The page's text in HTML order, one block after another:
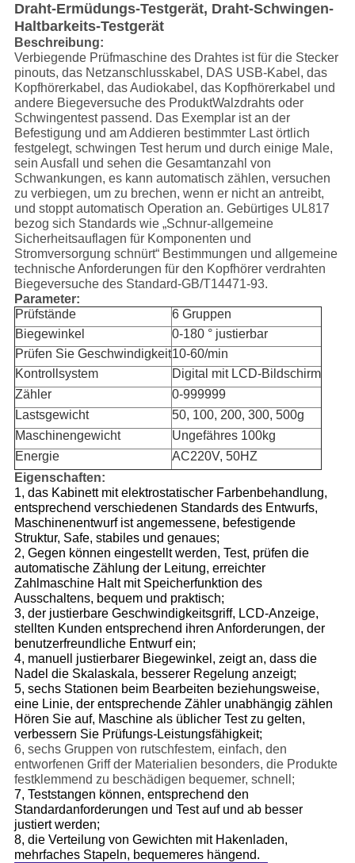
Draht-Ermüdungs-Testgerät, Draht-Schwingen-
Haltbarkeits-Testgerät
Beschreibung:
Verbiegende Prüfmaschine des Drahtes ist für die Stecker
pinouts, das Netzanschlusskabel, DAS USB-Kabel, das
Kopfhörerkabel, das Audiokabel, das Kopfhörerkabel und
andere Biegeversuche des ProduktWalzdrahts oder
Schwingentest passend. Das Exemplar ist an der
Befestigung und am Addieren bestimmter Last örtlich
festgelegt, schwingen Test herum und durch einige Male,
sein Ausfall und sehen die Gesamtanzahl von
Schwankungen, es kann automatisch zählen, versuchen
zu verbiegen, um zu brechen, wenn er nicht an antreibt,
und stoppt automatisch Operation an. Gebürtiges UL817
bezog sich Standards wie „Schnur-allgemeine
Sicherheitsauflagen für Komponenten und
Stromversorgung schnürt“ Bestimmungen und allgemeine
technische Anforderungen für den Kopfhörer verdrahten
Biegeversuche des Standard-GB/T14471-93.
Parameter:
Prüfstände
6 Gruppen
Biegewinkel
0-180 ° justierbar
Prüfen Sie Geschwindigkeit10-60/min
Kontrollsystem
Digital mit LCD-Bildschirm
Zähler
0-999999
Lastsgewicht
50, 100, 200, 300, 500g
Maschinengewicht
Ungefähres 100kg
Energie
AC220V, 50HZ
Eigenschaften:
1, das Kabinett mit elektrostatischer Farbenbehandlung,
entsprechend verschiedenen Standards des Entwurfs,
Maschinenentwurf ist angemessene, befestigende
Struktur, Safe, stabiles und genaues;
2, Gegen können eingestellt werden, Test, prüfen die
automatische Zählung der Leitung, erreichter
Zahlmaschine Halt mit Speicherfunktion des
Ausschaltens, bequem und praktisch;
3, der justierbare Geschwindigkeitsgriff, LCD-Anzeige,
stellten Kunden entsprechend ihren Anforderungen, der
benutzerfreundliche Entwurf ein;
4, manuell justierbarer Biegewinkel, zeigt an, dass die
Nadel die Skalaskala, besserer Regelung anzeigt;
5, sechs Stationen beim Bearbeiten beziehungsweise,
eine Linie, der entsprechende Zähler unabhängig zählen
Hören Sie auf, Maschine als üblicher Test zu gelten,
verbessern Sie Prüfungs-Leistungsfähigkeit;
6, sechs Gruppen von rutschfestem, einfach, den
entworfenen Griff der Materialien besonders, die Produkte
festklemmend zu beschädigen bequemer, schnell;
7, Teststangen können, entsprechend den
Standardanforderungen und Test auf und ab besser
justiert werden;
8, die Verteilung von Gewichten mit Hakenladen,
mehrfaches Stapeln, bequemeres hängend.